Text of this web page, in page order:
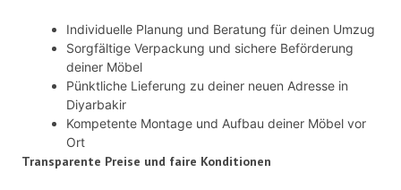
Individuelle Planung und Beratung für deinen Umzug
Sorgfältige Verpackung und sichere Beförderung
deiner Möbel
Pünktliche Lieferung zu deiner neuen Adresse in
Diyarbakir
Kompetente Montage und Aufbau deiner Möbel vor
Ort
Transparente Preise und faire Konditionen